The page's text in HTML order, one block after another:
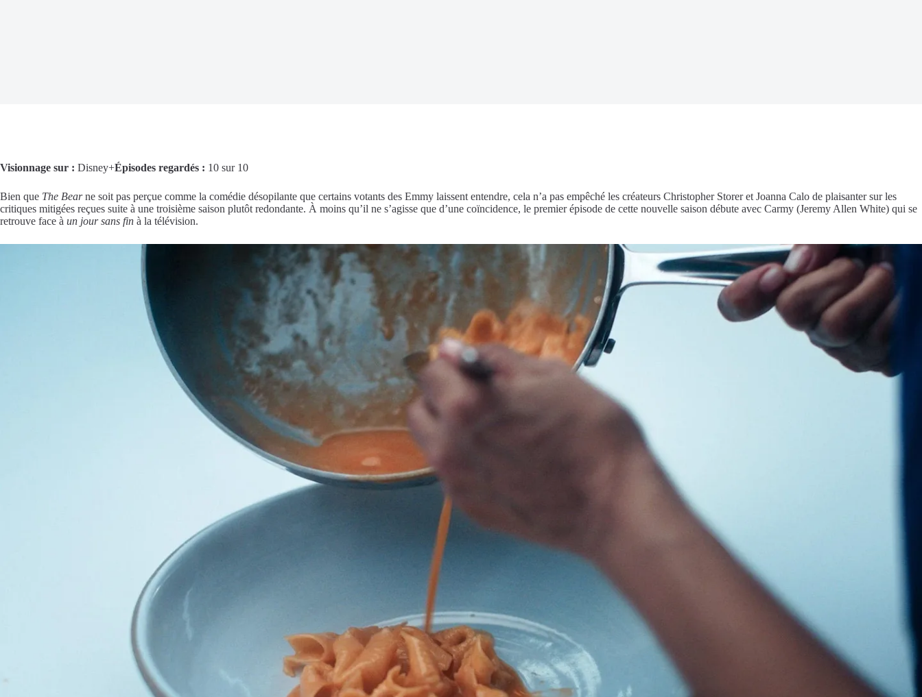
Visionnage sur : Disney+Épisodes regardés : 10 sur 10
Bien que The Bearne soit pas perçue comme la comédie désopilante que certains votants des Emmy laissent entendre, cela n’a pas empêché les créateurs Christopher Storer et Joanna Calo de plaisanter sur les
critiques mitigées reçues suite à une troisième saison plutôt redondante. À moins qu’il ne s’agisse que d’une coïncidence, le premier épisode de cette nouvelle saison débute avec Carmy (Jeremy Allen White) qui se
retrouve face à un jour sans fin à la télévision.